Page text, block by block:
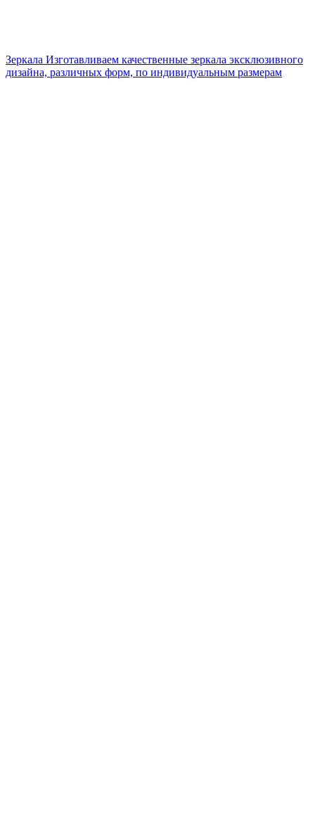
Зеркала Изготавливаем качественные зеркала эксклюзивного
дизайна, различных форм, по индивидуальным размерам